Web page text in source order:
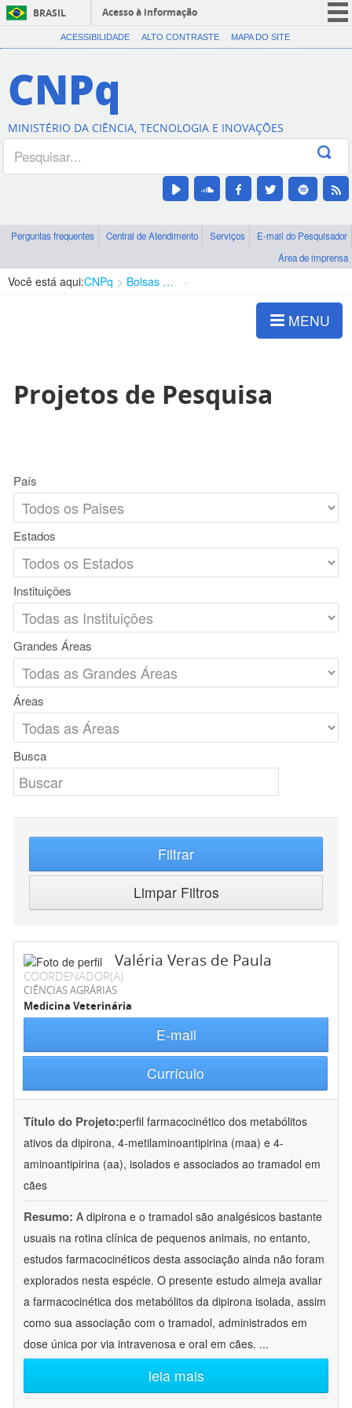
BRASIL
Acesso à informação
CORONAVÍRUS (COVID-19)
Canais
ACESSIBILIDADE ALTO CONTRASTE MAPA DO SITE
CNPq
MINISTÉRIO DA CIÊNCIA, TECNOLOGIA E INOVAÇÕES
Perguntas frequentes Central de Atendimento Serviços
E-mail do Pesquisador
Área de imprensa
Você está aqui:CNPq Bolsas e Auxílios Vigentes
MENU
Projetos de Pesquisa
País
Estados
Instituições
Grandes Áreas
Áreas
Busca
Filtrar
Limpar Filtros
Valéria Veras de Paula
COORDENADOR(A)
CIÊNCIAS AGRÁRIAS
Medicina Veterinária
E-mail
Currículo
Título do Projeto:perfil farmacocinético dos metabólitos
ativos da dipirona, 4-metilaminoantipirina (maa) e 4-
aminoantipirina (aa), isolados e associados ao tramadol em
cães
Resumo: A dipirona e o tramadol são analgésicos bastante
usuais na rotina clínica de pequenos animais, no entanto,
estudos farmacocinéticos desta associação ainda não foram
explorados nesta espécie. O presente estudo almeja avaliar
a farmacocinética dos metabólitos da dipirona isolada, assim
como sua associação com o tramadol, administrados em
dose única por via intravenosa e oral em cães. ...
leia mais